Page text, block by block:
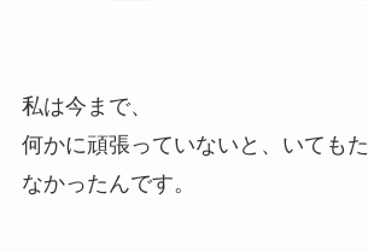
私は今まで、
何かに頑張っていないと、いても
なかったんです。